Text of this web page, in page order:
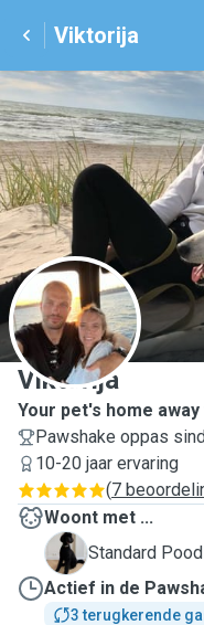
Viktorija
V
Viktorija
Your pet's home
Pawshake oppas
10-20 jaar ervaring
(7
Woont met ...
B
Standard
Actief in de
3 terugkerende